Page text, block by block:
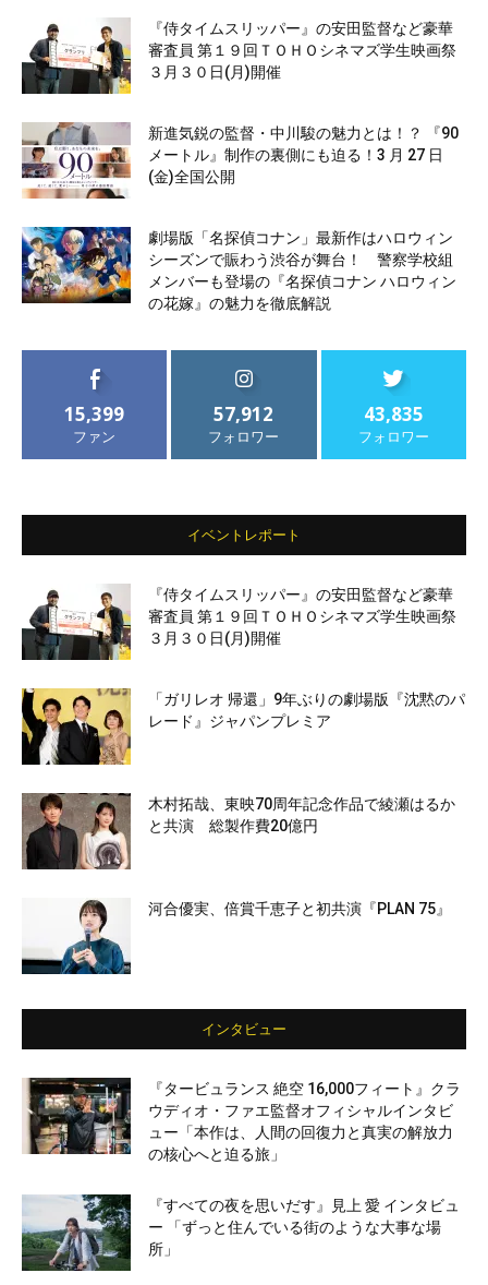
『侍タイムスリッパー』の安田監督など豪華
審査員 第１９回ＴＯＨＯシネマズ学生映画祭
３月３０日(月)開催
新進気鋭の監督・中川駿の魅力とは！？ 『90
メートル』制作の裏側にも迫る！3 月 27 日
(金)全国公開
劇場版「名探偵コナン」最新作はハロウィン
シーズンで賑わう渋谷が舞台！ 警察学校組
メンバーも登場の『名探偵コナン ハロウィン
の花嫁』の魅力を徹底解説
15,399
ファン
57,912
フォロワー
43,835
フォロワー
イベントレポート
『侍タイムスリッパー』の安田監督など豪華
審査員 第１９回ＴＯＨＯシネマズ学生映画祭
３月３０日(月)開催
「ガリレオ 帰還」9年ぶりの劇場版『沈黙のパ
レード』ジャパンプレミア
木村拓哉、東映70周年記念作品で綾瀬はるか
と共演 総製作費20億円
河合優実、倍賞千恵子と初共演『PLAN 75』
インタビュー
『タービュランス 絶空 16,000フィート』クラ
ウディオ・ファエ監督オフィシャルインタビ
ュー「本作は、人間の回復力と真実の解放力
の核心へと迫る旅」
『すべての夜を思いだす』見上 愛 インタビュ
ー 「ずっと住んでいる街のような大事な場
所」